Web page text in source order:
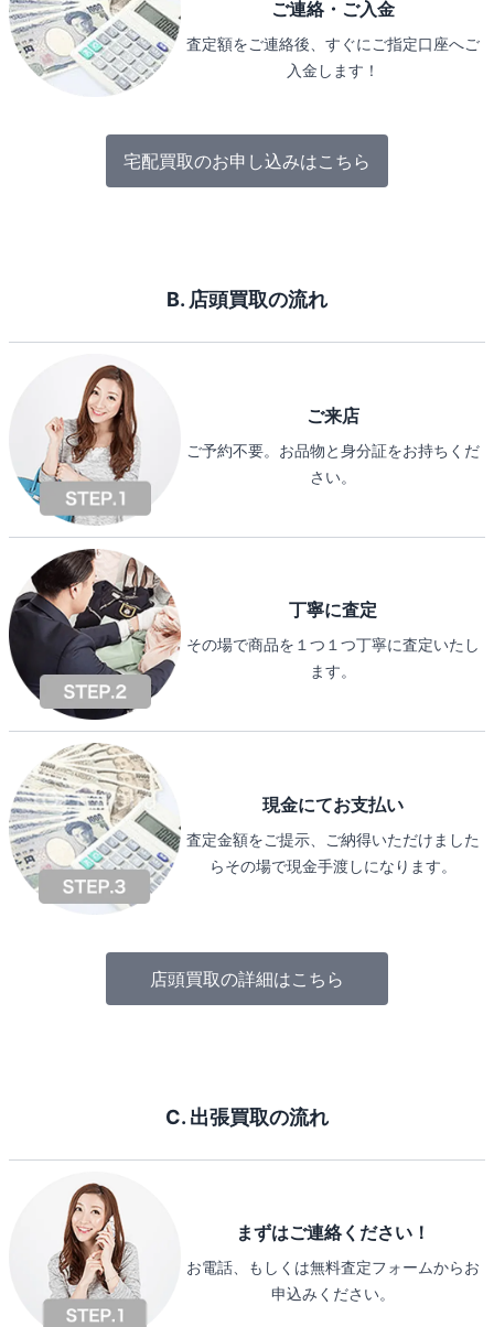
ご連絡・ご入金
査定額をご連絡後、すぐにご指定口座へご
入金します！
宅配買取のお申し込みはこちら
B. 店頭買取の流れ
ご来店
ご予約不要。お品物と身分証をお持ちくだ
さい。
丁寧に査定
その場で商品を１つ１つ丁寧に査定いたし
ます。
現金にてお支払い
査定金額をご提示、ご納得いただけました
らその場で現金手渡しになります。
店頭買取の詳細はこちら
C. 出張買取の流れ
まずはご連絡ください！
お電話、もしくは無料査定フォームからお
申込みください。